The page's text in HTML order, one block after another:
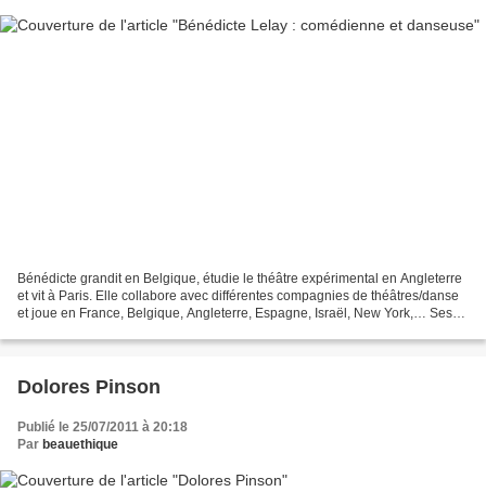
Bénédicte grandit en Belgique, étudie le théâtre expérimental en Angleterre
et vit à Paris. Elle collabore avec différentes compagnies de théâtres/danse
et joue en France, Belgique, Angleterre, Espagne, Israël, New York,… Ses
Dolores Pinson
Publié le 25/07/2011 à 20:18
Par beauethique